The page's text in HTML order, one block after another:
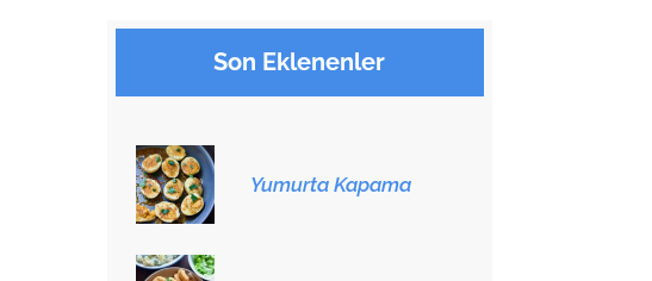
Son Eklenenler
Yumurta Kapama